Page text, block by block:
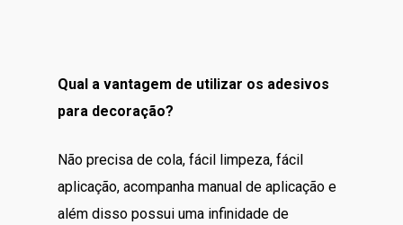
Qual a vantagem de utilizar os adesivos
para decoração?
Não precisa de cola, fácil limpeza, fácil
aplicação, acompanha manual de aplicação e
além disso possui uma infinidade de